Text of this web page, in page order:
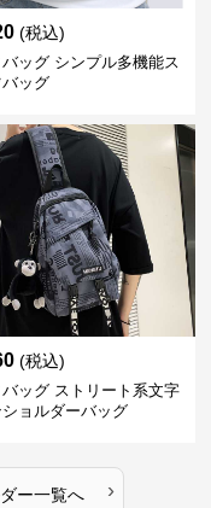
(税込)
ッグ シンプル多機能ス
ッグ
(税込)
ッグ ストリート系文字
ョルダーバッグ
ー一覧へ ›